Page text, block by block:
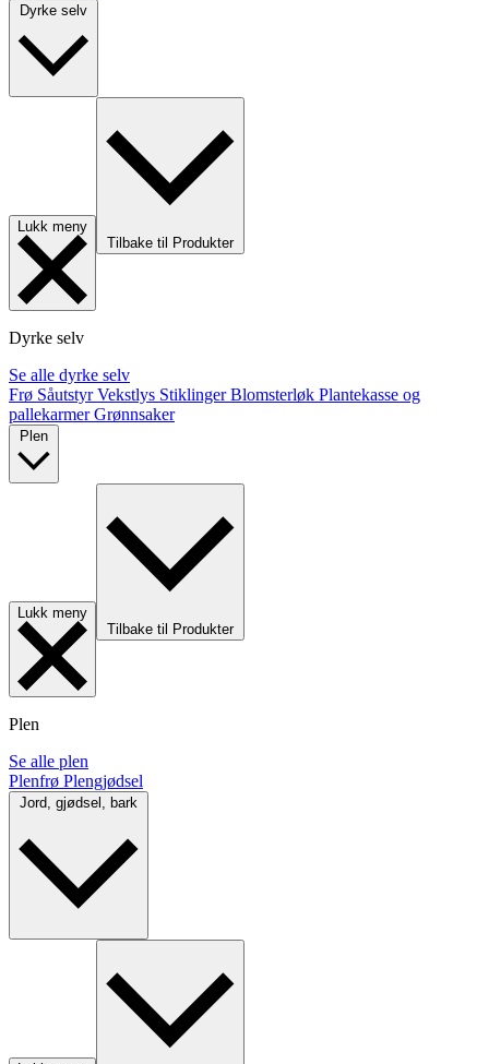
Lukk meny
Tilbake til Produkter
Dyrke selv
Se alle dyrke selv
Frø SåutstyrVekstlys StiklingerBlomsterløk Plantekasse og
pallekarmerGrønnsaker
Lukk meny
Tilbake til Produkter
Plen
Se alle plen
Plenfrø Plengjødsel